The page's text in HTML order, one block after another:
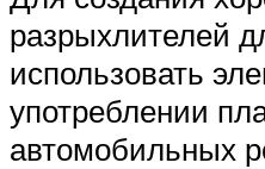
разрыхлителей
использовать
употреблении
автомобильных